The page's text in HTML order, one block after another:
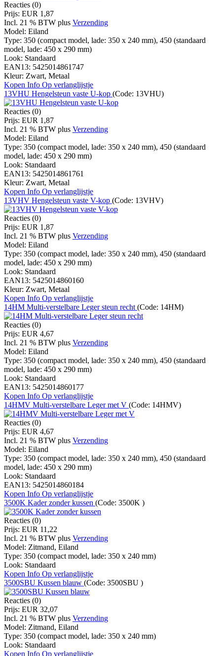
Reacties (0)
Prijs: EUR 1,87
Incl. 21 % BTW plus Verzending
Model: Eiland
Type: 350 (compact model, lade: 350 x 240 mm), 450 (standaard
model, lade: 450 x 290 mm)
Look: Standaard
EAN13: 5425014861747
Kleur: Zwart, Metaal
Kopen Info Op verlanglijstje
13VHU Hengelsteun vaste U-kop (Code: 13VHU)
Reacties (0)
Prijs: EUR 1,87
Incl. 21 % BTW plus Verzending
Model: Eiland
Type: 350 (compact model, lade: 350 x 240 mm), 450 (standaard
model, lade: 450 x 290 mm)
Look: Standaard
EAN13: 5425014861761
Kleur: Zwart, Metaal
Kopen Info Op verlanglijstje
13VHV Hengelsteun vaste V-kop (Code: 13VHV)
Reacties (0)
Prijs: EUR 1,87
Incl. 21 % BTW plus Verzending
Model: Eiland
Type: 350 (compact model, lade: 350 x 240 mm), 450 (standaard
model, lade: 450 x 290 mm)
Look: Standaard
EAN13: 5425014860160
Kleur: Zwart, Metaal
Kopen Info Op verlanglijstje
14HM Multi-verstelbare Leger steun recht(Code: 14HM)
Reacties (0)
Prijs: EUR 4,67
Incl. 21 % BTW plus Verzending
Model: Eiland
Type: 350 (compact model, lade: 350 x 240 mm), 450 (standaard
model, lade: 450 x 290 mm)
Look: Standaard
EAN13: 5425014860177
Kopen Info Op verlanglijstje
14HMV Multi-verstelbare Leger met V (Code: 14HMV)
Reacties (0)
Prijs: EUR 4,67
Incl. 21 % BTW plus Verzending
Model: Eiland
Type: 350 (compact model, lade: 350 x 240 mm), 450 (standaard
model, lade: 450 x 290 mm)
Look: Standaard
EAN13: 5425014860184
Kopen Info Op verlanglijstje
3500K Kader zonder kussen (Code: 3500K )
Reacties (0)
Prijs: EUR 11,22
Incl. 21 % BTW plus Verzending
Model: Zitmand, Eiland
Type: 350 (compact model, lade: 350 x 240 mm)
Look: Standaard
Kopen Info Op verlanglijstje
3500SBU Kussen blauw (Code: 3500SBU )
Reacties (0)
Prijs: EUR 32,07
Incl. 21 % BTW plus Verzending
Model: Zitmand, Eiland
Type: 350 (compact model, lade: 350 x 240 mm)
Look: Standaard
Kopen Info Op verlanglijstje